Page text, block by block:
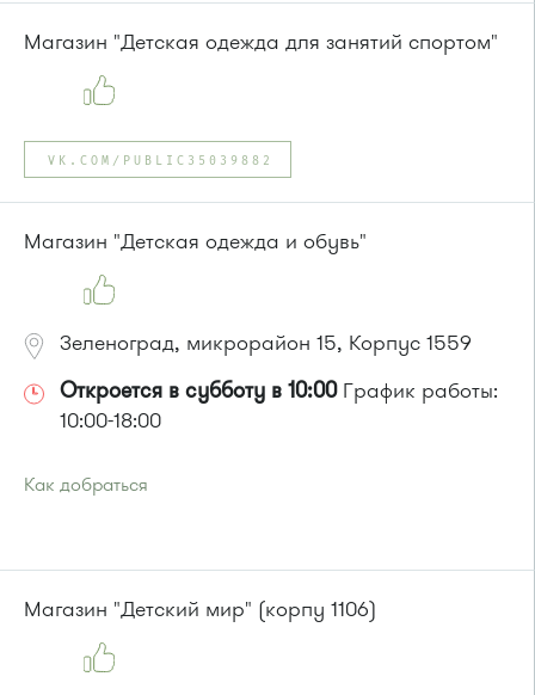
377, 390, 476, 493.
Маршрутка № 127, 312, 377, 390, 476, 408м, 409м, 721м,
или до остановки
Маршрутка № 721м
Магазин "Детская одежда для занятий спортом"
VK.COM/PUBLIC35039882
Магазин "Детская одежда и обувь"
Зеленоград, микрорайон 15, Корпус 1559
Откроется в субботу в 10:00График работы:
10:00-18:00
Как добраться
Маршрутка № 417м, 479м
или до остановки"15 микрорайон ":
Маршрутка № 417м, 460м, 479м, 720м
Магазин "Детский мир" (корпу 1106)